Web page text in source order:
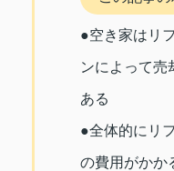
●空き家はリ
ンによって売
ある
●全体的にリ
の費用がかか